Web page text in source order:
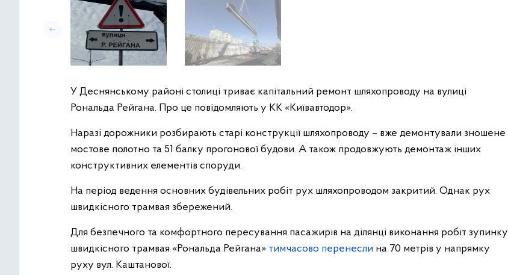
У Деснянському районі столиці триває капітальний ремонт шляхопроводу на вулиці
Рональда Рейгана. Про це повідомляють у КК «Київавтодор».
Наразі дорожники розбирають старі конструкції шляхопроводу – вже демонтували зношене
мостове полотно та 51 балку прогонової будови. А також продовжують демонтаж інших
конструктивних елементів споруди.
На період ведення основних будівельних робіт рух шляхопроводом закритий. Однак рух
швидкісного трамвая збережений.
Для безпечного та комфортного пересування пасажирів на ділянці виконання робіт зупинку
швидкісного трамвая «Рональда Рейгана» тимчасово перенесли на 70 метрів у напрямку
руху вул. Каштанової.